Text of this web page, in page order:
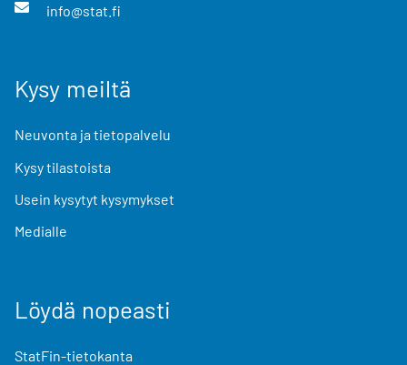
info@stat.fi
Kysy meiltä
Neuvonta ja tietopalvelu
Kysy tilastoista
Usein kysytyt kysymykset
Medialle
Löydä nopeasti
StatFin-tietokanta